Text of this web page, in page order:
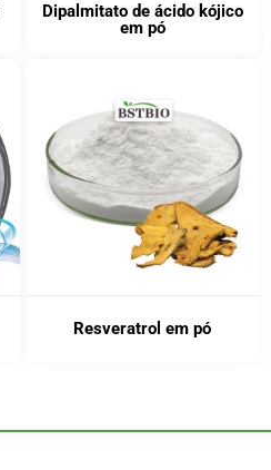
Dipalmitato de ácido kójico
em pó
Resveratrol em pó